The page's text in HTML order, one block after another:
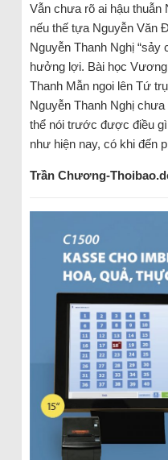
Vẫn chưa rõ ai hậu
nếu thế tựa Nguyễn Văn
Nguyễn Thanh Nghị
hưởng lợi. Bài học
Thanh Mẫn ngoi lên Tứ
Nguyễn Thanh Nghị
thể nói trước được điều
như hiện nay, có khi đến
Trần Chương-